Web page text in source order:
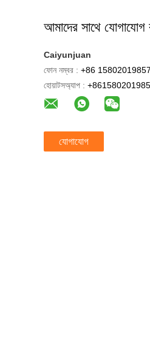
আমাদের সাথে
Caiyunjuan
ফোন নম্বর : +86 15802019857
হোয়াটসঅ্যাপ :
যোগাযোগ